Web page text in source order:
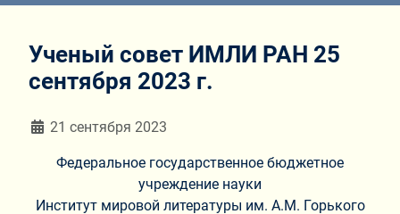
Ученый совет ИМЛИ РАН 25
сентября 2023 г.
Информация о материале
21 сентября 2023
Федеральное государственное бюджетное
учреждение науки
Институт мировой литературы им. А.М. Горького